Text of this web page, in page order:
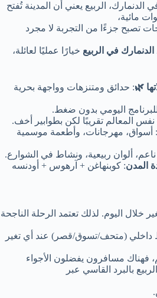
الدنمارك، الربيع يعني أن المدينة تُفتح
مائية،
تصبح جزءًا من التجربة لا مجرد
الدنمارك في الربيع خيارًا عمليًا لعائلة،
🌿: حدائق ومتنزهات وواجهة بحرية
اليومي بدون ضغط.
نفس المعالم تقريبًا لكن بطوابير أخف.
: أسواق، مهرجانات، وأطعمة موسمية
ألوان ربيعية، ونشاط في الشوارع.
المدن: كوبنهاغن + آرهوس + أودنسه
خلال اليوم. لذلك تعتمد الرحلة الناجحة
(متحف/تسوق/قصر) عند أي تغير
فهناك مسافرون يفضلون الأجواء
بالبرد القاسي عبر